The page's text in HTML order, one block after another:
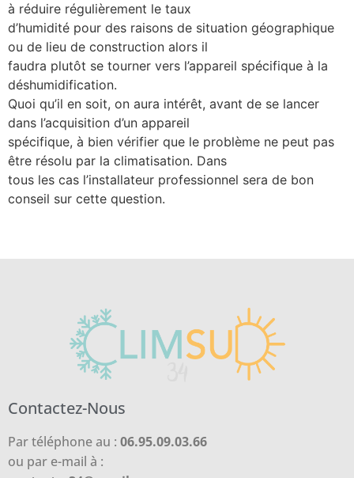
à réduire régulièrement le taux
d’humidité pour des raisons de situation géographique
ou de lieu de construction alors il
faudra plutôt se tourner vers l’appareil spécifique à la
déshumidification.
Quoi qu’il en soit, on aura intérêt, avant de se lancer
dans l’acquisition d’un appareil
spécifique, à bien vérifier que le problème ne peut pas
être résolu par la climatisation. Dans
tous les cas l’installateur professionnel sera de bon
conseil sur cette question.
Contactez-Nous
Par téléphone au : 06.95.09.03.66
ou par e-mail à :